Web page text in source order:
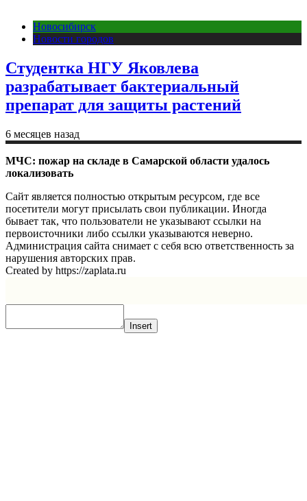
Новосибирск
Новости городов
Студентка НГУ Яковлева
разрабатывает бактериальный
препарат для защиты растений
6 месяцев назад
МЧС: пожар на складе в Самарской области удалось
локализовать
Сайт является полностью открытым ресурсом, где все
посетители могут присылать свои публикации. Иногда
бывает так, что пользователи не указывают ссылки на
первоисточники либо ссылки указываются неверно.
Администрация сайта снимает с себя всю ответственность за
нарушения авторских прав.
Created by https://zaplata.ru
Insert